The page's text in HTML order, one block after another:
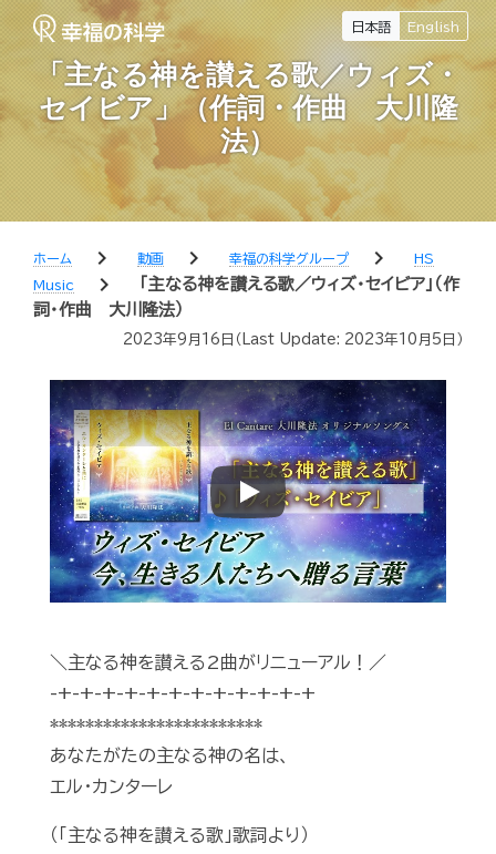
日本語 English
「主なる神を讃える歌／ウィズ・
セイビア」（作詞・作曲 大川隆
法）
ホーム chevron_right 動画 chevron_right 幸福の科学グループ chevron_right
HS
Music
chevron_right
「主なる神を讃える歌／ウィズ・セイビア」（作
詞・作曲 大川隆法）
2023年9月16日 （Last Update: 2023年10月5日 ）
Play
＼主なる神を讃える2曲がリニューアル！／
-+-+-+-+-+-+-+-+-+-+-+-+
************************
あなたがたの主なる神の名は、
エル・カンターレ
（「主なる神を讃える歌」歌詞より）